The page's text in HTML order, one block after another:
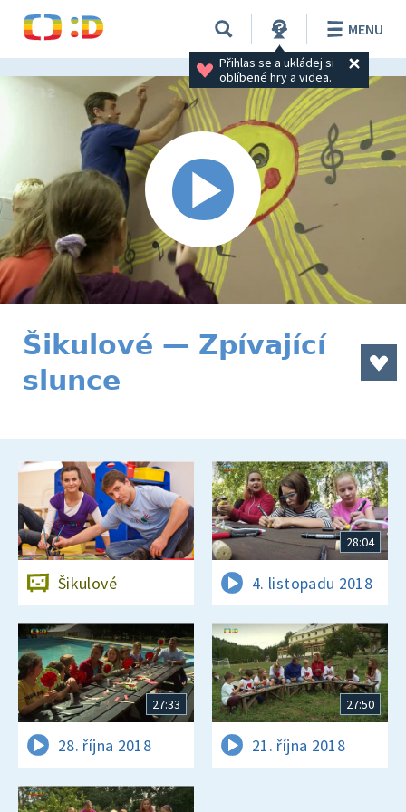
Přihlas se a ukládej si
oblíbené hry a videa.
MENU
Šikulové — Zpívající
slunce
Šikulové
28:04
4. listopadu 2018
27:33
28. října 2018
27:50
21. října 2018